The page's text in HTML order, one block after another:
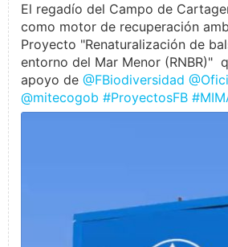
El regadío del Campo de
como motor de recuperación
Proyecto "Renaturalización de
entorno del Mar Menor (RNBR)"
apoyo de @FBiodiversidad
@mitecogob #ProyectosFB